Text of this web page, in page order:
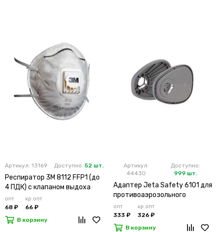
Артикул: 13169 Доступно: 52 шт.
Респиратор 3М 8112 FFP1 (до
4 ПДК) с клапаном выдоха
опт
68 ₽
кр.опт
66 ₽
В корзину
Артикул:
44430
Доступно:
999 шт.
Адаптер Jeta Safety 6101 для
противоаэрозольного
фильтра (х2х100)
опт
333 ₽
кр.опт
326 ₽
В корзину